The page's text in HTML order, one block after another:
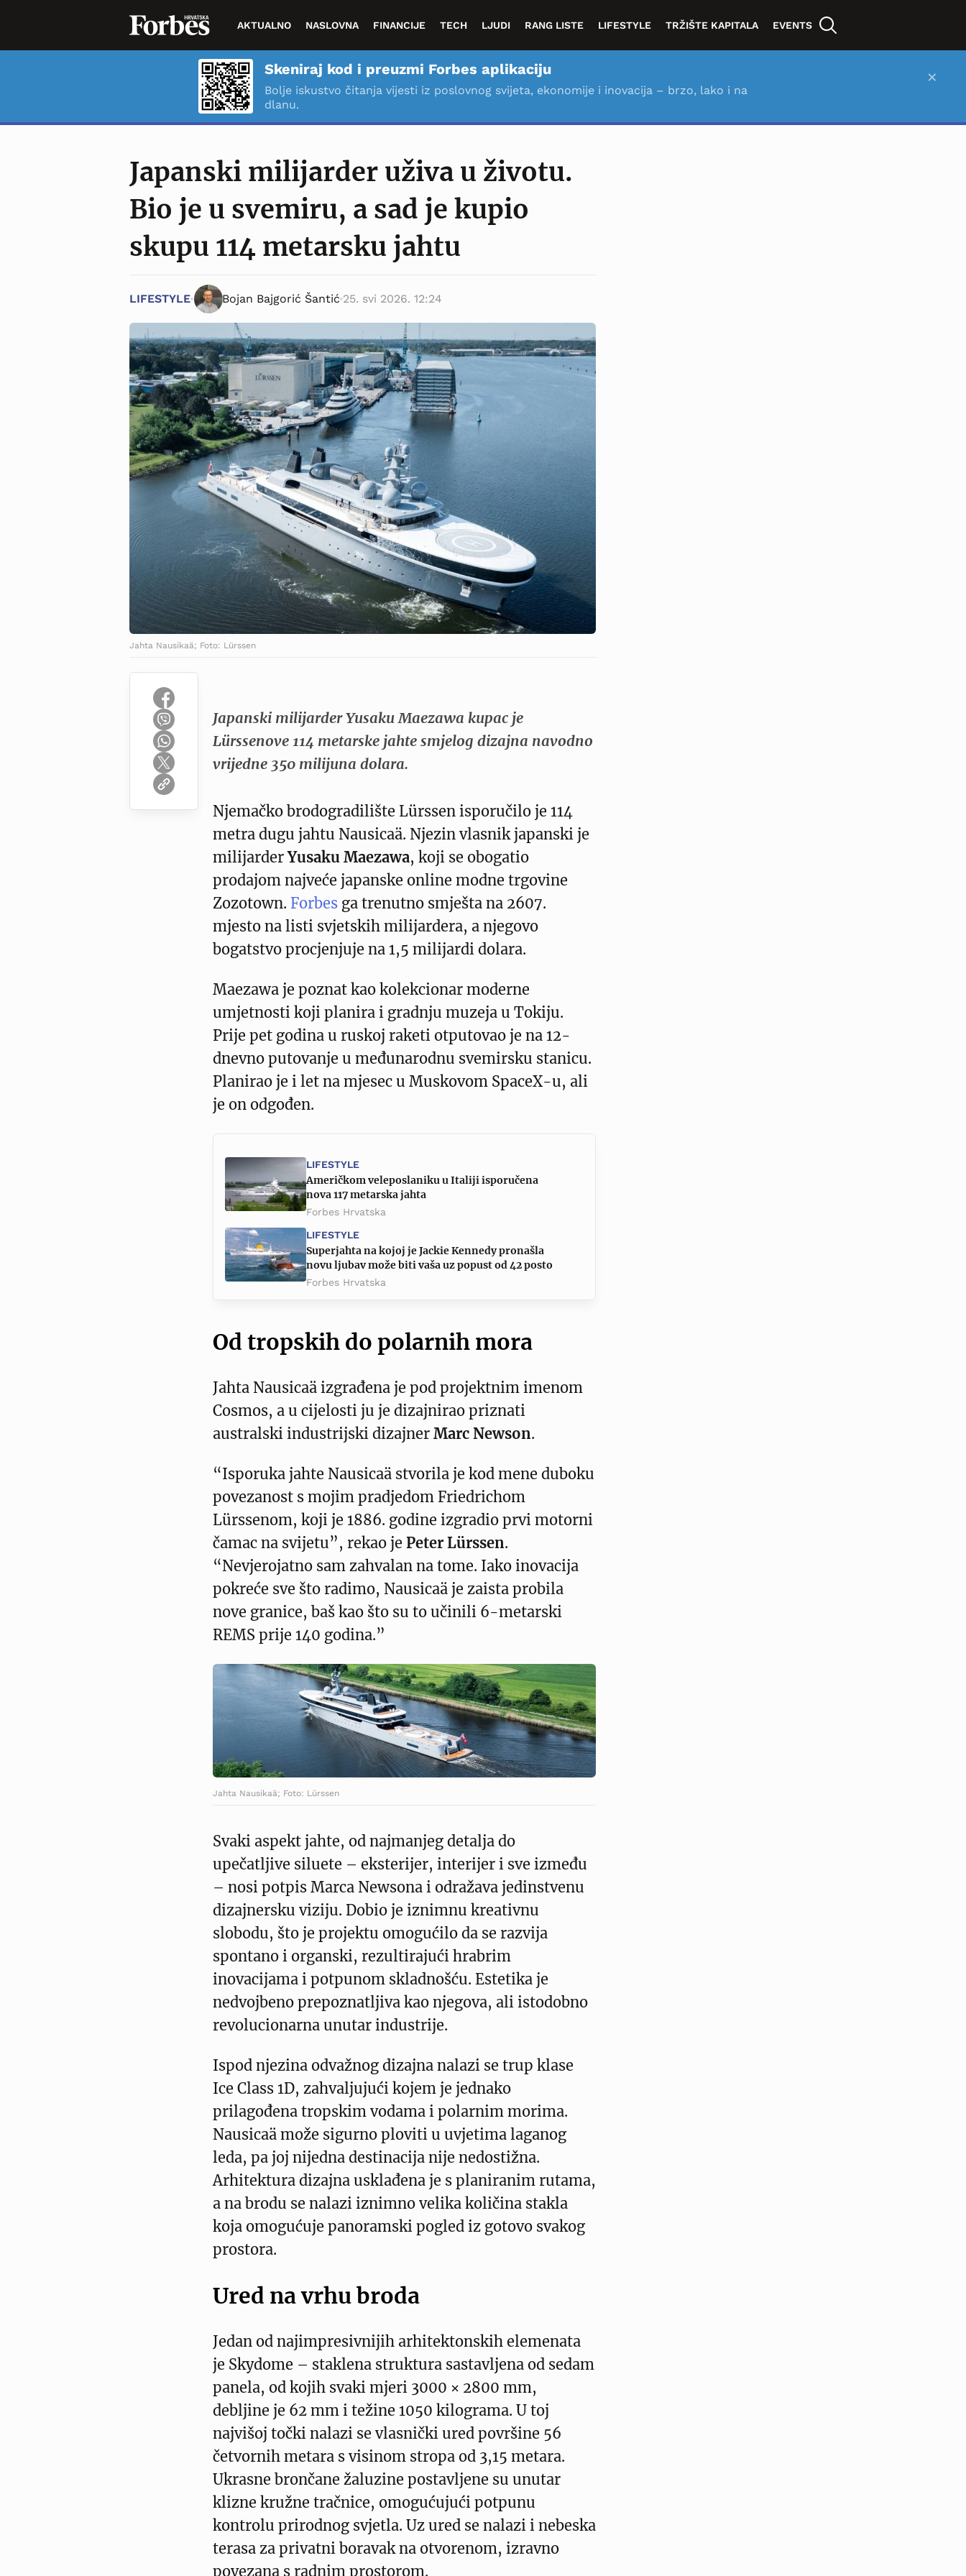
AKTUALNO NASLOVNA FINANCIJE TECH LJUDI RANG LISTE LIFESTYLE TRŽIŠTE KAPITALA EVENTS
Skeniraj kod i preuzmi Forbes aplikaciju
Bolje iskustvo čitanja vijesti iz poslovnog svijeta, ekonomije i inovacija – brzo, lako i na
dlanu.
×
Japanski milijarder uživa u životu.
Bio je u svemiru, a sad je kupio
skupu 114 metarsku jahtu
LIFESTYLE Bojan Bajgorić Šantić 25. svi 2026. 12:24
Jahta Nausikaä; Foto: Lürssen
Japanski milijarder Yusaku Maezawa kupac je
Lürssenove 114 metarske jahte smjelog dizajna navodno
vrijedne 350 milijuna dolara.
Njemačko brodogradilište Lürssen isporučilo je 114
metra dugu jahtu Nausicaä. Njezin vlasnik japanski je
milijarderYusaku Maezawa, koji se obogatio
prodajom najveće japanske online modne trgovine
Zozotown. Forbes ga trenutno smješta na 2607.
mjesto na listi svjetskih milijardera, a njegovo
bogatstvo procjenjuje na 1,5 milijardi dolara.
Maezawa je poznat kao kolekcionar moderne
umjetnosti koji planira i gradnju muzeja u Tokiju.
Prije pet godina u ruskoj raketi otputovao je na 12-
dnevno putovanje u međunarodnu svemirsku stanicu.
Planirao je i let na mjesec u Muskovom SpaceX-u, ali
je on odgođen.
LIFESTYLE
Američkom veleposlaniku u Italiji isporučena
nova 117 metarska jahta
Forbes Hrvatska
LIFESTYLE
Superjahta na kojoj je Jackie Kennedy pronašla
novu ljubav može biti vaša uz popust od 42 posto
Forbes Hrvatska
Od tropskih do polarnih mora
Jahta Nausicaä izgrađena je pod projektnim imenom
Cosmos, a u cijelosti ju je dizajnirao priznati
australski industrijski dizajner Marc Newson.
“Isporuka jahte Nausicaä stvorila je kod mene duboku
povezanost s mojim pradjedom Friedrichom
Lürssenom, koji je 1886. godine izgradio prvi motorni
čamac na svijetu”, rekao je Peter Lürssen.
“Nevjerojatno sam zahvalan na tome. Iako inovacija
pokreće sve što radimo, Nausicaä je zaista probila
nove granice, baš kao što su to učinili 6-metarski
REMS prije 140 godina.”
Jahta Nausikaä; Foto: Lürssen
Svaki aspekt jahte, od najmanjeg detalja do
upečatljive siluete – eksterijer, interijer i sve između
– nosi potpis Marca Newsona i odražava jedinstvenu
dizajnersku viziju. Dobio je iznimnu kreativnu
slobodu, što je projektu omogućilo da se razvija
spontano i organski, rezultirajući hrabrim
inovacijama i potpunom skladnošću. Estetika je
nedvojbeno prepoznatljiva kao njegova, ali istodobno
revolucionarna unutar industrije.
Ispod njezina odvažnog dizajna nalazi se trup klase
Ice Class 1D, zahvaljujući kojem je jednako
prilagođena tropskim vodama i polarnim morima.
Nausicaä može sigurno ploviti u uvjetima laganog
leda, pa joj nijedna destinacija nije nedostižna.
Arhitektura dizajna usklađena je s planiranim rutama,
a na brodu se nalazi iznimno velika količina stakla
koja omogućuje panoramski pogled iz gotovo svakog
prostora.
Ured na vrhu broda
Jedan od najimpresivnijih arhitektonskih elemenata
je Skydome – staklena struktura sastavljena od sedam
panela, od kojih svaki mjeri 3000 × 2800 mm,
debljine je 62 mm i težine 1050 kilograma. U toj
najvišoj točki nalazi se vlasnički ured površine 56
četvornih metara s visinom stropa od 3,15 metara.
Ukrasne brončane žaluzine postavljene su unutar
klizne kružne tračnice, omogućujući potpunu
kontrolu prirodnog svjetla. Uz ured se nalazi i nebeska
terasa za privatni boravak na otvorenom, izravno
povezana s radnim prostorom.